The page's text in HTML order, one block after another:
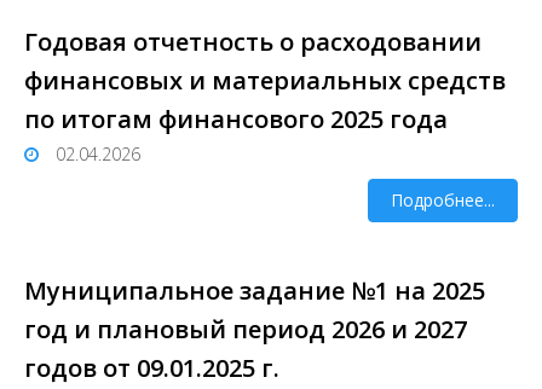
Годовая отчетность о расходовании
финансовых и материальных средств
по итогам финансового 2025 года
02.04.2026
Подробнее...
Муниципальное задание №1 на 2025
год и плановый период 2026 и 2027
годов от 09.01.2025 г.